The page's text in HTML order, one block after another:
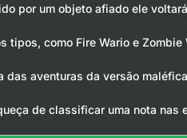
por um objeto afiado ele
tipos, como Fire Wario e
das aventuras da versão
de classificar uma nota